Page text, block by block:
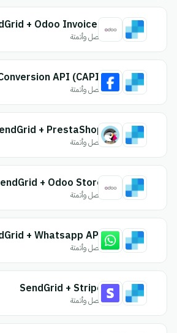
+ Odoo Invoices
اتصل وأتمتة
اتصل وأتمتة
+ PrestaShop
اتصل وأتمتة
+ Odoo Store
اتصل وأتمتة
+ Whatsapp API
اتصل وأتمتة
SendGrid + Stripe
اتصل وأتمتة